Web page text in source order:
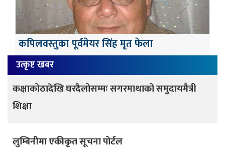
कपिलवस्तुका पूर्वमेयर सिंह मृत फेला
उत्कृष्ट खबर
कक्षाकोठादेखि घरदैलोसम्मः सगरमाथाको समुदायमैत्री
शिक्षा
लुम्बिनीमा एकीकृत सूचना पोर्टल